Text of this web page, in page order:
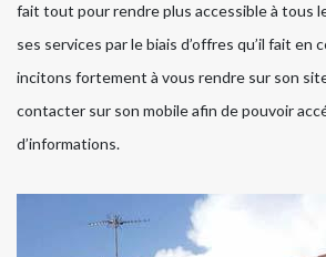
fait tout pour rendre plus accessible à tous
ses services par le biais d’offres qu’il fait en
incitons fortement à vous rendre sur son
contacter sur son mobile afin de pouvoir
d’informations.